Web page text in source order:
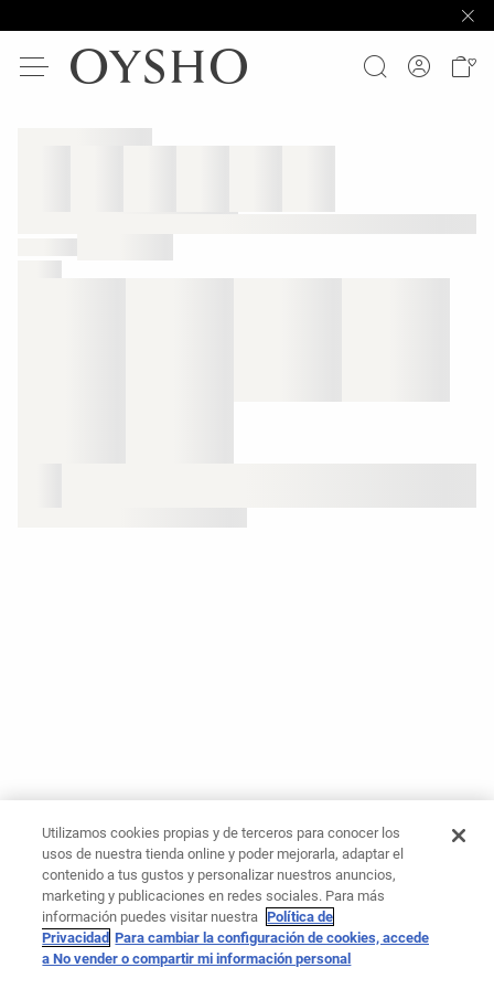
Utilizamos cookies propias y de terceros para conocer los
usos de nuestra tienda online y poder mejorarla, adaptar el
contenido a tus gustos y personalizar nuestros anuncios,
marketing y publicaciones en redes sociales. Para más
información puedes visitar nuestra Política de
Privacidad Para cambiar la configuración de cookies, accede
a No vender o compartir mi información personal